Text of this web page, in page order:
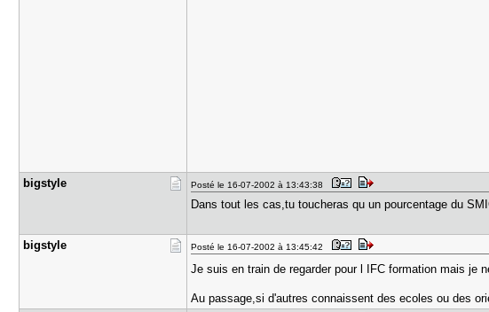
bigstyle Posté le 16-07-2002 à 13:43:38
Dans tout les cas,tu toucheras qu un pourcentage du
bigstyle Posté le 16-07-2002 à 13:45:42
Je suis en train de regarder pour l IFC formation mais je
Au passage,si d'autres connaissent des ecoles ou des